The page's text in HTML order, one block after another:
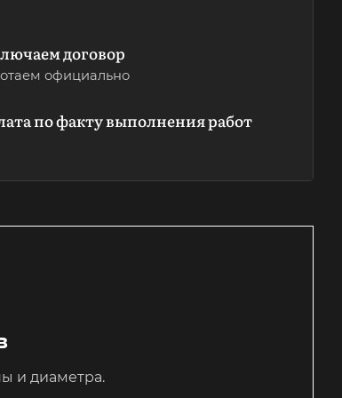
договор
официально
по факту выполнения работ
и диаметра.